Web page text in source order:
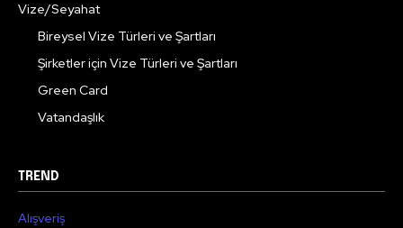
Vize/Seyahat
Bireysel Vize Türleri ve Şartları
Şirketler için Vize Türleri ve Şartları
Green Card
Vatandaşlık
TREND
Alışveriş